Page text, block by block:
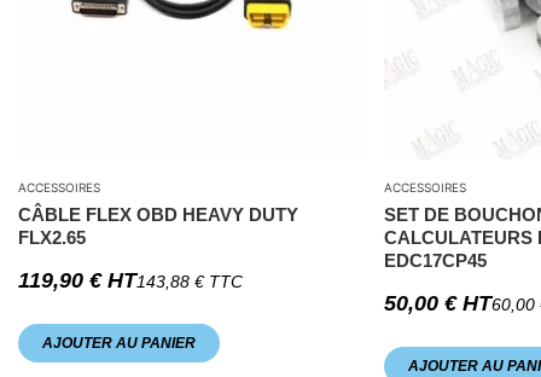
ACCESSOIRES
CÂBLE FLEX OBD HEAVY DUTY
FLX2.65
119,90 €HT143,88 €TTC
AJOUTER AU PANIER
ACCESSOIRES
SET DE
CALCULATEURS
EDC17CP45
50,00 €HT60,00
AJOUTER AU